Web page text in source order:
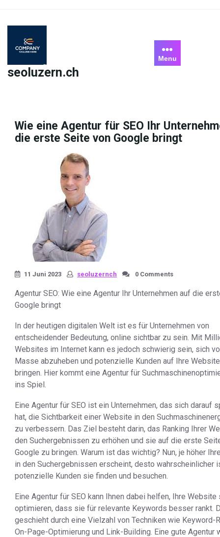
content
seoluzern.ch
Menu
Wie eine Agentur für SEO Ihr
die erste Seite von Google bringt
11 Juni 2023 seoluzernch 0 Comments
Agentur SEO: Wie eine Agentur Ihr Unternehmen auf die
Google bringt
In der heutigen digitalen Welt ist es für Unternehmen von
entscheidender Bedeutung, online sichtbar zu sein. Mit
Websites im Internet kann es jedoch schwierig sein, sich
Masse abzuheben und potenzielle Kunden auf Ihre
bringen. Hier kommt eine Agentur für
ins Spiel.
Eine Agentur für SEO ist ein Unternehmen, das sich darauf
hat, die Sichtbarkeit einer Website in den
zu verbessern. Das Ziel besteht darin, das Ranking Ihrer
den Suchergebnissen zu erhöhen und sie auf die erste
Google zu bringen. Warum ist das wichtig? Nun, je höher
in den Suchergebnissen erscheint, desto wahrscheinlicher
potenzielle Kunden sie finden und besuchen.
Eine Agentur für SEO kann Ihnen dabei helfen, Ihre Website
optimieren, dass sie für relevante Keywords besser rankt.
geschieht durch eine Vielzahl von Techniken wie Keyword-
On-Page-Optimierung und Link-Building. Eine gute Agentur